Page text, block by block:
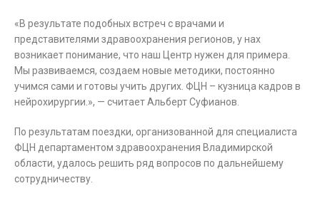
«В результате подобных встреч с врачами и
представителями здравоохранения регионов, у нах
возникает понимание, что наш Центр нужен для примера.
Мы развиваемся, создаем новые методики, постоянно
учимся сами и готовы учить других. ФЦН – кузница кадров в
нейрохирургии.», — считает Альберт Суфианов.
По результатам поездки, организованной для специалиста
ФЦН департаментом здравоохранения Владимирской
области, удалось решить ряд вопросов по дальнейшему
сотрудничеству.